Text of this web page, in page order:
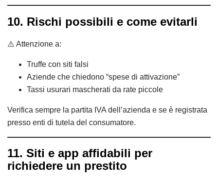
10. Rischi possibili e come evitarli
⚠️ Attenzione a:
Truffe con siti falsi
Aziende che chiedono “spese di attivazione”
Tassi usurari mascherati da rate piccole
Verifica sempre la partita IVA dell’azienda e se è registrata
presso enti di tutela del consumatore.
11. Siti e app affidabili per
richiedere un prestito